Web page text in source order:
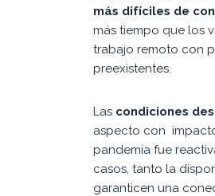
más difíciles de
más tiempo que los
trabajo remoto con
preexistentes.
Las condiciones
aspecto con
pandemia fue
casos, tanto la
garanticen una